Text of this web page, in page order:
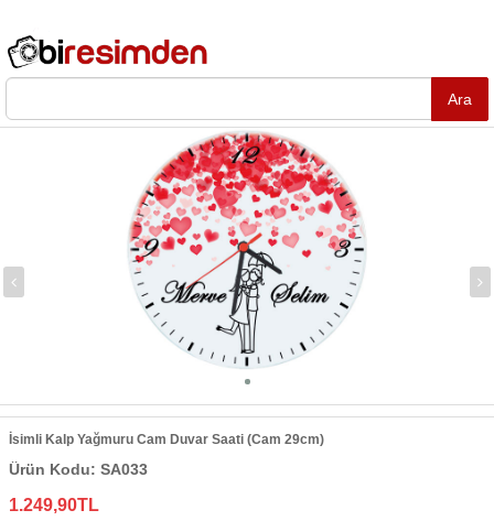
İsimli Kalp Yağmuru Cam Duvar Saati (Cam 29cm)
Ürün Kodu: SA033
1.249,90TL